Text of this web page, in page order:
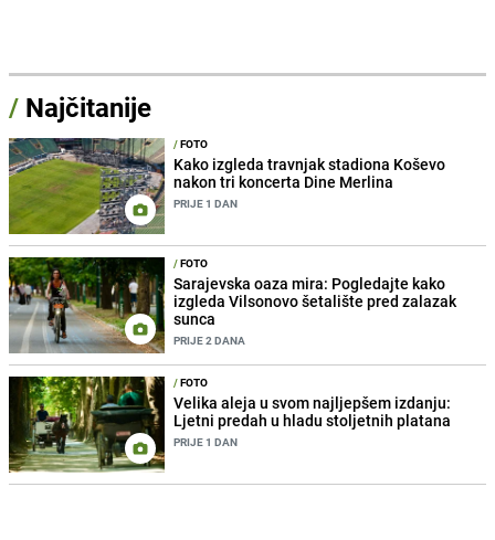
/ Najčitanije
/FOTO
Kako izgleda travnjak stadiona Koševo
nakon tri koncerta Dine Merlina
PRIJE 1 DAN
/FOTO
Sarajevska oaza mira: Pogledajte kako
izgleda Vilsonovo šetalište pred zalazak
sunca
PRIJE 2 DANA
/FOTO
Velika aleja u svom najljepšem izdanju:
Ljetni predah u hladu stoljetnih platana
PRIJE 1 DAN